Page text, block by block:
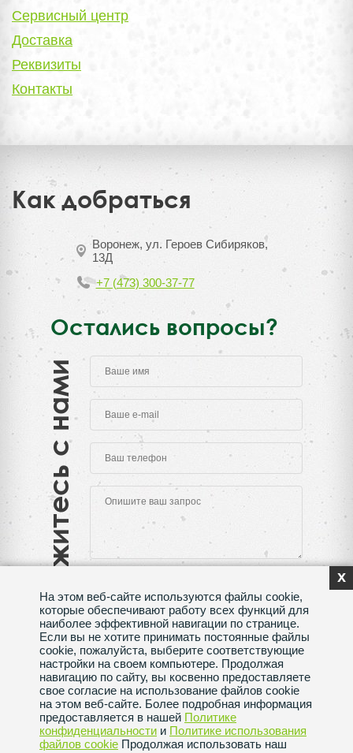
Сервисный центр
Доставка
Реквизиты
Контакты
Как добраться
Воронеж, ул. Героев Сибиряков,
13Д
+7 (473) 300-37-77
Остались вопросы?
Свяжитесь с нами
Нажимая на кнопку "Отправить", Вы даете согласие
на обработку своихперсональных данных
Сделано в веб-студииSeoMAX
Политика конфиденциальности
x
На этом веб-сайте используются файлы cookie,
которые обеспечивают работу всех функций для
наиболее эффективной навигации по странице.
Если вы не хотите принимать постоянные файлы
cookie, пожалуйста, выберите соответствующие
настройки на своем компьютере. Продолжая
навигацию по сайту, вы косвенно предоставляете
свое согласие на использование файлов cookie
на этом веб-сайте. Более подробная информация
предоставляется в нашей Политике
конфиденциальности и Политике использования
файлов сookie Продолжая использовать наш